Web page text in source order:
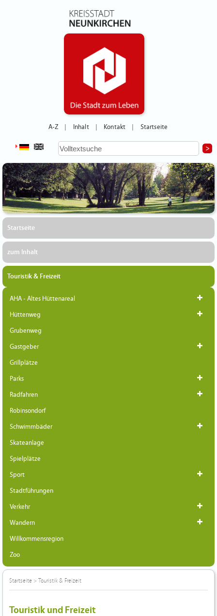
A-Z Inhalt Kontakt Startseite
Startseite
zum Inhalt
Touristik & Freizeit
AHA - Altes Hüttenareal
Hüttenweg
Grubenweg
Gastgeber
Grillplätze
Parks
Radfahren
Robinsondorf
Schwimmbäder
Skateanlage
Spielplätze
Sport
Stadtführungen
Verkehr
Wandern
Willkommensregion
Zoo
Startseite > Touristik & Freizeit
Touristik und Freizeit